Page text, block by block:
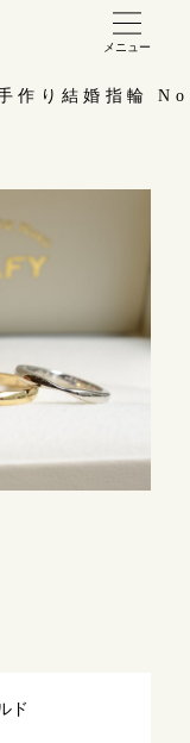
メニュー
作り
案内
作り結婚指輪
ド